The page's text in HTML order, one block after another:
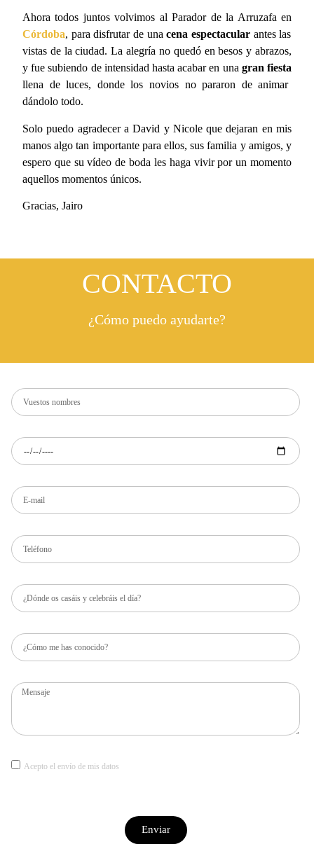
Ahora todos juntos volvimos al Parador de la Arruzafa en
Córdoba, para disfrutar de unacena espectacular antes las
vistas de la ciudad. La alegría no quedó en besos y abrazos,
y fue subiendo de intensidad hasta acabar en una gran fiesta
llena de luces, donde los novios no pararon de animar
dándolo todo.
Solo puedo agradecer a David y Nicole que dejaran en mis
manos algo tan importante para ellos, sus familia y amigos, y
espero que su vídeo de boda les haga vivir por un momento
aquellos momentos únicos.
Gracias, Jairo
CONTACTO
¿Cómo puedo ayudarte?
Acepto el envío de mis datos
Enviar